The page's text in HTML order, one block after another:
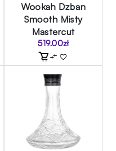
Wookah Dzban
Smooth Misty
Mastercut
519.00zł